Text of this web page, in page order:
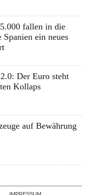
fallen in die
ein neues
Der Euro steht
Kollaps
auf Bewährung